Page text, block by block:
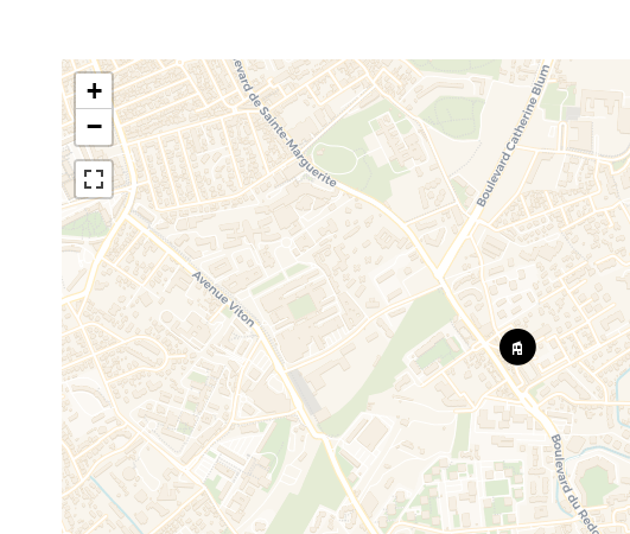
+
−